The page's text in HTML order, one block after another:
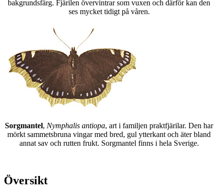
bakgrundsfärg. Fjärilen övervintrar som vuxen och därför kan den
ses mycket tidigt på våren.
Sorgmantel, Nymphalis antiopa, art i familjen praktfjärilar. Den har
mörkt sammetsbruna vingar med bred, gul ytterkant och äter bland
annat sav och rutten frukt. Sorgmantel finns i hela Sverige.
Översikt